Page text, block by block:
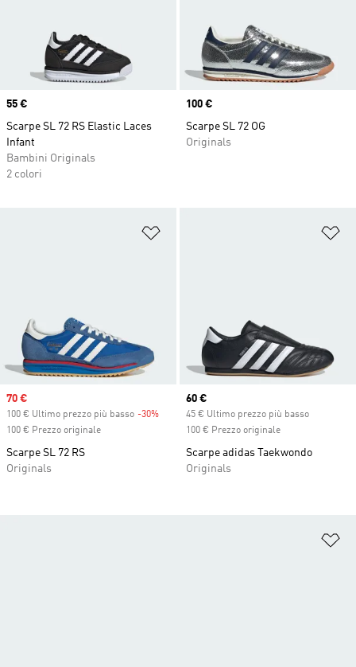
Price
55 €
Scarpe SL 72 RS Elastic Laces
Infant
Bambini Originals
2 colori
Price
100 €
Scarpe SL 72 OG
Originals
Aggiungi alla lista dei desideri
Sale price
70 €
100 € Ultimo prezzo più basso -30% Discount
100 € Prezzo originale
Scarpe SL 72 RS
Originals
Current price
60 €
45 € Ultimo prezzo più basso
100 € Prezzo originale
Scarpe adidas Taekwondo
Originals